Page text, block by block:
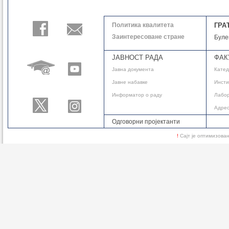
И кабинета за Нацртну
13.11.2025.
Политика квалитета
Заинтересоване стране
ЈАВНОСТ РАДА
Јавнa документа
Јавне набавке
Информатор о раду
Одговорни пројектанти
! Сајт је